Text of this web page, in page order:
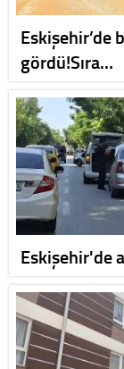
Eskişehir’de
gördü!Sıra…
Eskişehir'de